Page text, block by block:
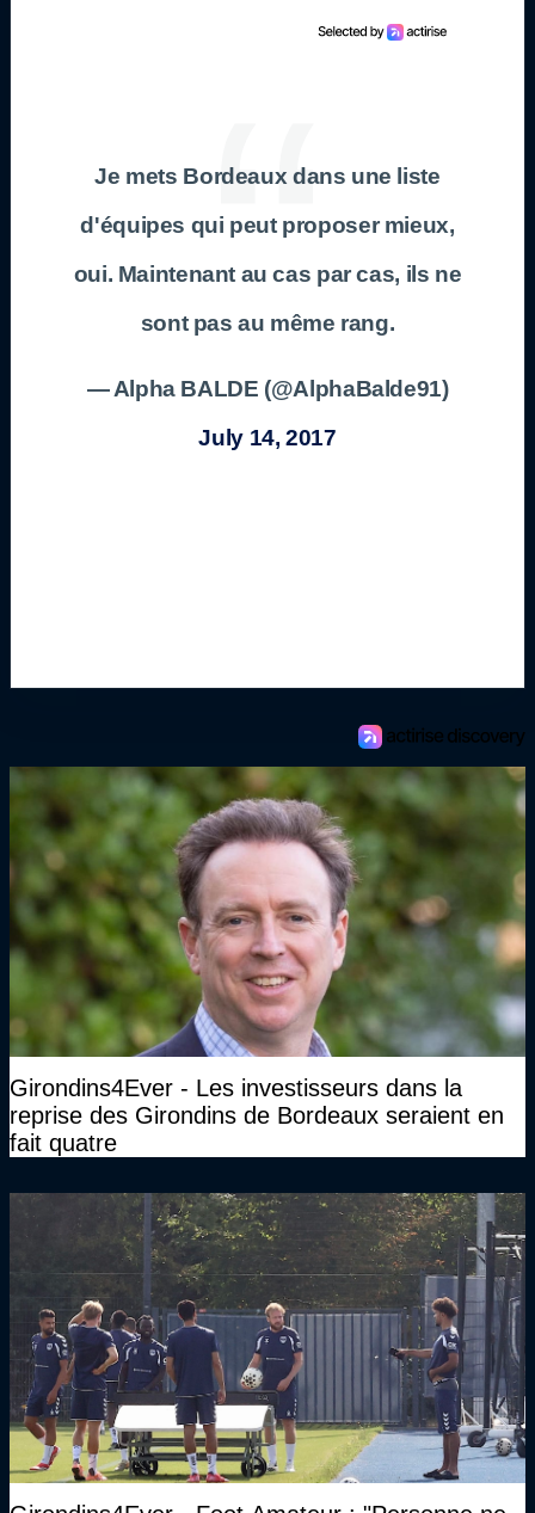
Je mets Bordeaux dans une liste
d'équipes qui peut proposer mieux,
oui. Maintenant au cas par cas, ils ne
sont pas au même rang.
— Alpha BALDE (@AlphaBalde91)
July 14, 2017
Girondins4Ever - Les investisseurs dans la
reprise des Girondins de Bordeaux seraient en
fait quatre